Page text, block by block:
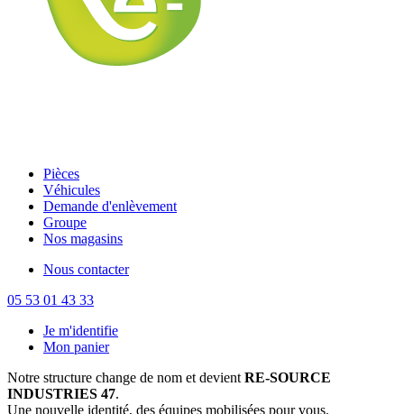
Pièces
Véhicules
Demande d'enlèvement
Groupe
Nos magasins
Nous contacter
05 53 01 43 33
Je m'identifie
Mon panier
Notre structure change de nom et devient RE-SOURCE
INDUSTRIES 47.
Une nouvelle identité, des équipes mobilisées pour vous.